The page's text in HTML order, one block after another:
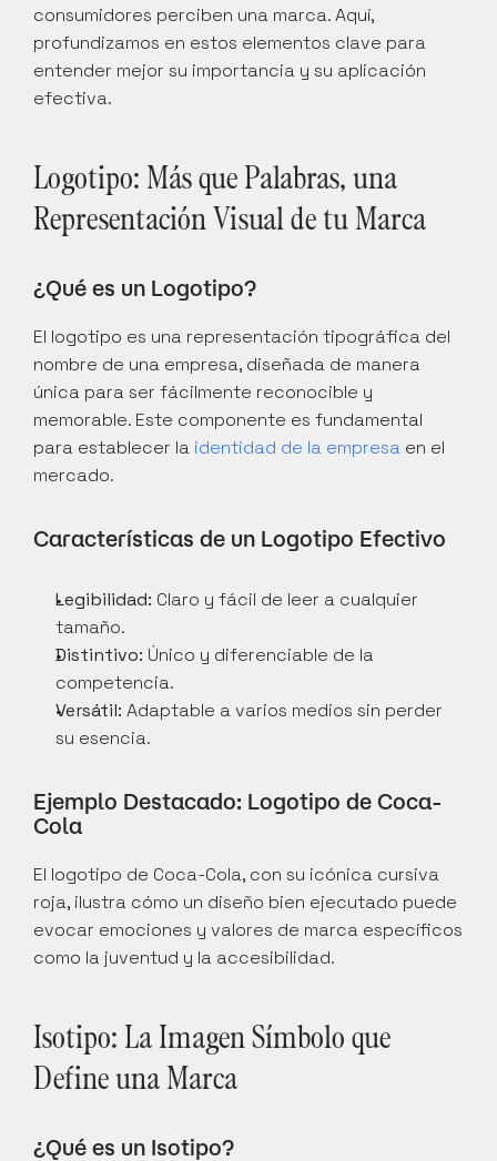
consumidores perciben una marca. Aquí,
profundizamos en estos elementos clave para
entender mejor su importancia y su aplicación
efectiva.
Logotipo: Más que Palabras, una
Representación Visual de tu Marca
¿Qué es un Logotipo?
El logotipo es una representación tipográfica del
nombre de una empresa, diseñada de manera
única para ser fácilmente reconocible y
memorable. Este componente es fundamental
para establecer la identidad de la empresa en el
mercado.
Características de un Logotipo Efectivo
Legibilidad: Claro y fácil de leer a cualquier
tamaño.
Distintivo: Único y diferenciable de la
competencia.
Versátil: Adaptable a varios medios sin perder
su esencia.
Ejemplo Destacado: Logotipo de Coca-
Cola
El logotipo de Coca-Cola, con su icónica cursiva
roja, ilustra cómo un diseño bien ejecutado puede
evocar emociones y valores de marca específicos
como la juventud y la accesibilidad.
Isotipo: La Imagen Símbolo que
Define una Marca
¿Qué es un Isotipo?